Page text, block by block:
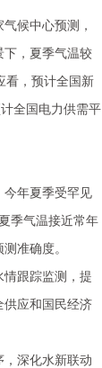
候中心预测，
下，夏季气温较
看，预计全国新
全国电力供需平
年夏季受罕见
季气温接近常年
准确度。
跟踪监测，提
供应和国民经济
深化水新联动